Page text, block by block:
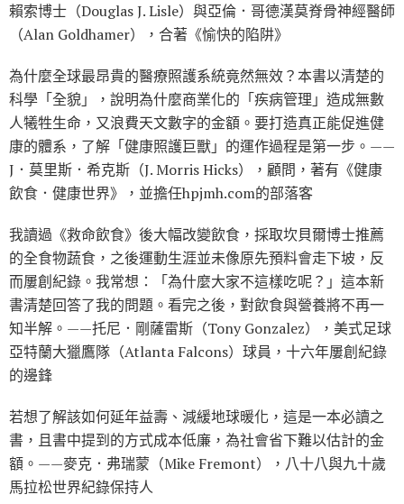
賴索博士（Douglas J. Lisle）與亞倫．哥德漢莫脊骨神經醫師
（Alan Goldhamer），合著《愉快的陷阱》
為什麼全球最昂貴的醫療照護系統竟然無效？本書以清楚的
科學「全貌」，說明為什麼商業化的「疾病管理」造成無數
人犧牲生命，又浪費天文數字的金額。要打造真正能促進健
康的體系，了解「健康照護巨獸」的運作過程是第一步。——
J．莫里斯．希克斯（J. Morris Hicks），顧問，著有《健康
飲食．健康世界》，並擔任hpjmh.com的部落客
我讀過《救命飲食》後大幅改變飲食，採取坎貝爾博士推薦
的全食物蔬食，之後運動生涯並未像原先預料會走下坡，反
而屢創紀錄。我常想：「為什麼大家不這樣吃呢？」這本新
書清楚回答了我的問題。看完之後，對飲食與營養將不再一
知半解。——托尼．剛薩雷斯（Tony Gonzalez），美式足球
亞特蘭大獵鷹隊（Atlanta Falcons）球員，十六年屢創紀錄
的邊鋒
若想了解該如何延年益壽、減緩地球暖化，這是一本必讀之
書，且書中提到的方式成本低廉，為社會省下難以估計的金
額。——麥克．弗瑞蒙（Mike Fremont），八十八與九十歲
馬拉松世界紀錄保持人